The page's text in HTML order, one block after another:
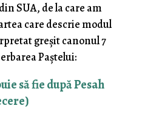
SUA, de la care am
care descrie modul
greșit canonul 7
Paștelui:
să fie după Pesah